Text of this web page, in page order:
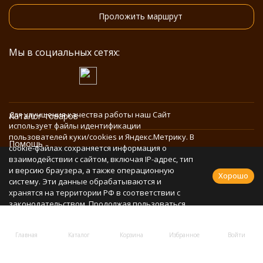
Главная Каталог Корзина Избранное Войти
Проложить маршрут
Мы в социальных сетях:
Каталог товаров
Помощь
Информация
Политика персональных данных
Для улучшения качества работы наш Сайт
использует файлы идентификации
пользователей куки/cookies и Яндекс.Метрику. В
cookie-файлах сохраняется информация о
взаимодействии с сайтом, включая IP-адрес, тип
и версию браузера, а также операционную
систему. Эти данные обрабатываются и
хранятся на территории РФ в соответствии с
законодательством. Продолжая пользоваться
данных в соответствии с
Политикой
Хорошо